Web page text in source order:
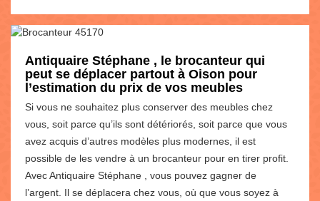
Antiquaire Stéphane , le brocanteur qui
peut se déplacer partout à Oison pour
l’estimation du prix de vos meubles
Si vous ne souhaitez plus conserver des meubles chez
vous, soit parce qu’ils sont détériorés, soit parce que vous
avez acquis d’autres modèles plus modernes, il est
possible de les vendre à un brocanteur pour en tirer profit.
Avec Antiquaire Stéphane , vous pouvez gagner de
l’argent. Il se déplacera chez vous, où que vous soyez à